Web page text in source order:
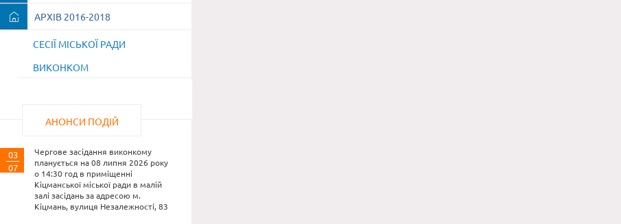
АРХІВ 2016-2018
СЕСІЇ МІСЬКОЇ РАДИ
ВИКОНКОМ
АНОНСИ ПОДІЙ
03
07
Чергове засідання виконкому
планується на 08 липня 2026 року
о 14:30 год в приміщенні
Кіцманської міської ради в малій
залі засідань за адресою м.
Кіцмань, вулиця Незалежності, 83